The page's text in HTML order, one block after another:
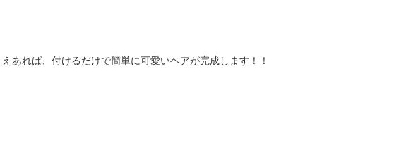
あれば、付けるだけで簡単に可愛いヘアが完成します！！